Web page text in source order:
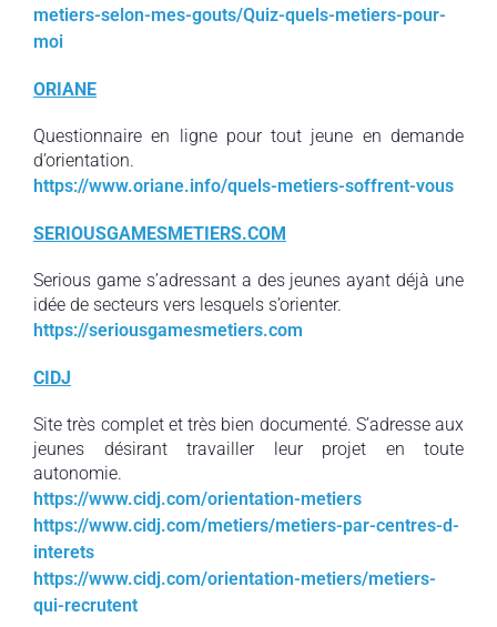
metiers-selon-mes-gouts/Quiz-quels-metiers-pour-
moi
ORIANE
Questionnaire en ligne pour tout jeune en demande
d’orientation.
https://www.oriane.info/quels-metiers-soffrent-vous
SERIOUSGAMESMETIERS.COM
Serious game s’adressant a des jeunes ayant déjà une
idée de secteurs vers lesquels s’orienter.
https://seriousgamesmetiers.com
CIDJ
Site très complet et très bien documenté. S’adresse aux
jeunes désirant travailler leur projet en toute
autonomie.
https://www.cidj.com/orientation-metiers
https://www.cidj.com/metiers/metiers-par-centres-d-
interets
https://www.cidj.com/orientation-metiers/metiers-
qui-recrutent